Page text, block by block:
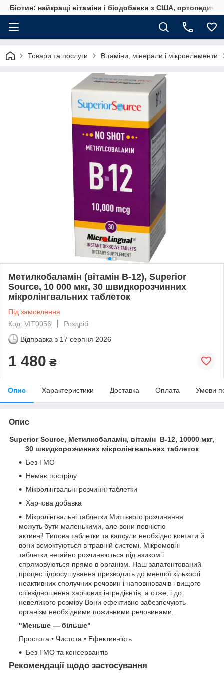
Біотин: найкращі вітаміни і біодобавки з США,
Товари та послуги Вітаміни, мінерали і мікроелементи
Метилкобаламін (вітамін B-12), Superior
Source, 10 000 мкг, 30 швидкорозчинних
мікролінгвальних таблеток
Під замовлення
Код: VIT0056
Роздріб
Відправка з 17 серпня 2026
1 480 ₴
Опис Характеристики Доставка Оплата Умови
Опис
Superior Source, Метилкобаламін, вітамін B-12, 10000 мкг,
30 швидкорозчинних мікролінгвальних таблеток
Без ГМО
Немає пострілу
Мікролінгвальні розчинні таблетки
Харчова добавка
Мікролінгвальні таблетки Миттєвого розчиняння
можуть бути маленькими, але вони повністю
активні! Типова таблетки та капсули необхідно ковтати й
вони всмоктуються в травній системі. Мікромовні
таблетки негайно розчиняються під язиком і
спрямовуються прямо в організм. Наш запатентований
процес гідросушування призводить до меншої кількості
неактивних сполучних речовин і наповнювачів і вищого
співвідношення харчових інгредієнтів, а отже, і до
невеликого розміру Вони ефективно забезпечують
організм необхідними поживними речовинами.
"Меньше — більше"
Простота • Чистота • Ефективність
Без ГМО та консервантів
Рекомендації щодо застосування